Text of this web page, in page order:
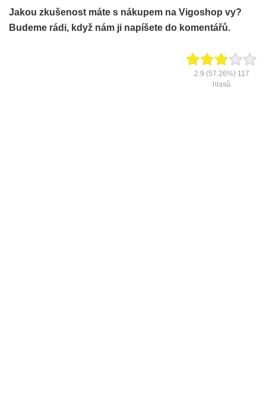
Jakou zkušenost máte s nákupem na Vigoshop vy?
Budeme rádi, když nám ji napíšete do komentářů.
2.9 (57.26%) 117
hlasů